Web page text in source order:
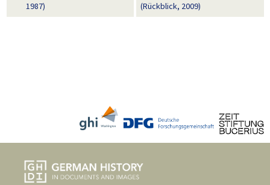
1987)
(Rückblick, 2009)